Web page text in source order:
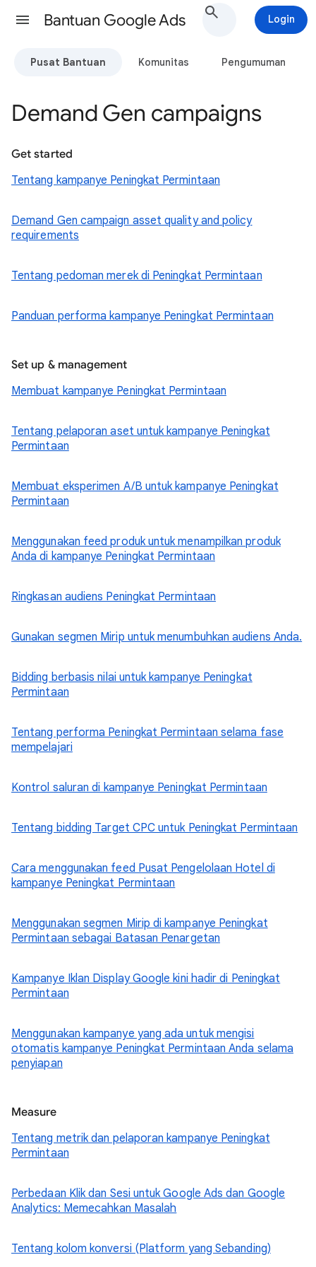
Bantuan Google Ads Login
Pusat Bantuan Komunitas Pengumuman
Demand Gen campaigns
Get started
Tentang kampanye Peningkat Permintaan
Demand Gen campaign asset quality and policy
requirements
Tentang pedoman merek di Peningkat Permintaan
Panduan performa kampanye Peningkat Permintaan
Set up & management
Membuat kampanye Peningkat Permintaan
Tentang pelaporan aset untuk kampanye Peningkat
Permintaan
Membuat eksperimen A/B untuk kampanye Peningkat
Permintaan
Menggunakan feed produk untuk menampilkan produk
Anda di kampanye Peningkat Permintaan
Ringkasan audiens Peningkat Permintaan
Gunakan segmen Mirip untuk menumbuhkan audiens Anda.
Bidding berbasis nilai untuk kampanye Peningkat
Permintaan
Tentang performa Peningkat Permintaan selama fase
mempelajari
Kontrol saluran di kampanye Peningkat Permintaan
Tentang bidding Target CPC untuk Peningkat Permintaan
Cara menggunakan feed Pusat Pengelolaan Hotel di
kampanye Peningkat Permintaan
Menggunakan segmen Mirip di kampanye Peningkat
Permintaan sebagai Batasan Penargetan
Kampanye Iklan Display Google kini hadir di Peningkat
Permintaan
Menggunakan kampanye yang ada untuk mengisi
otomatis kampanye Peningkat Permintaan Anda selama
penyiapan
Measure
Tentang metrik dan pelaporan kampanye Peningkat
Permintaan
Perbedaan Klik dan Sesi untuk Google Ads dan Google
Analytics: Memecahkan Masalah
Tentang kolom konversi (Platform yang Sebanding)